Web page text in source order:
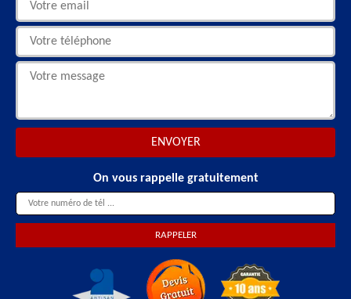
On vous rappelle gratuitement